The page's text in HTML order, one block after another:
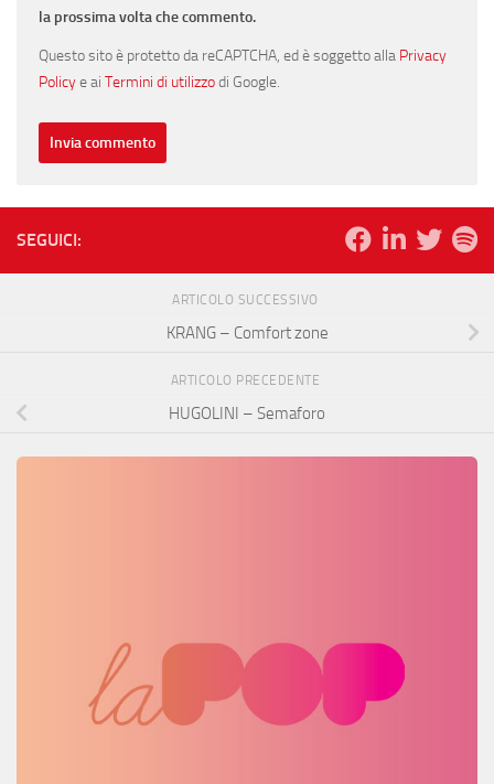
la prossima volta che commento.
Questo sito è protetto da reCAPTCHA, ed è soggetto alla Privacy
Policye ai Termini di utilizzodi Google.
SEGUICI:
ARTICOLO SUCCESSIVO
KRANG – Comfort zone
ARTICOLO PRECEDENTE
HUGOLINI – Semaforo